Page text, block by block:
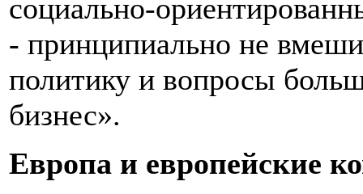
социально-
- принципиально не
политику и вопросы
бизнес».
Европа и европейские